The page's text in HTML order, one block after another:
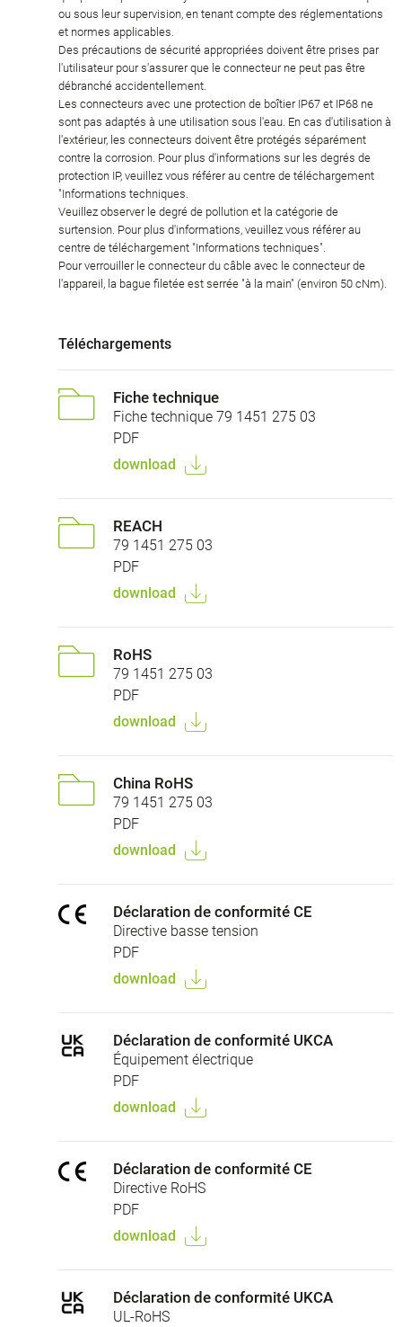
ou sous leur supervision, en tenant compte des réglementations
et normes applicables.
Des précautions de sécurité appropriées doivent être prises par
l'utilisateur pour s'assurer que le connecteur ne peut pas être
débranché accidentellement.
Les connecteurs avec une protection de boîtier IP67 et IP68 ne
sont pas adaptés à une utilisation sous l'eau. En cas d'utilisation à
l'extérieur, les connecteurs doivent être protégés séparément
contre la corrosion. Pour plus d'informations sur les degrés de
protection IP, veuillez vous référer au centre de téléchargement
"Informations techniques.
Veuillez observer le degré de pollution et la catégorie de
surtension. Pour plus d'informations, veuillez vous référer au
centre de téléchargement "Informations techniques".
Pour verrouiller le connecteur du câble avec le connecteur de
l'appareil, la bague filetée est serrée "à la main" (environ 50 cNm).
Téléchargements
Fiche technique
Fiche technique 79 1451 275 03
PDF
download
REACH
79 1451 275 03
PDF
download
RoHS
79 1451 275 03
PDF
download
China RoHS
79 1451 275 03
PDF
download
Déclaration de conformité CE
Directive basse tension
PDF
download
Déclaration de conformité UKCA
Équipement électrique
PDF
download
Déclaration de conformité CE
Directive RoHS
PDF
download
Déclaration de conformité UKCA
UL-RoHS